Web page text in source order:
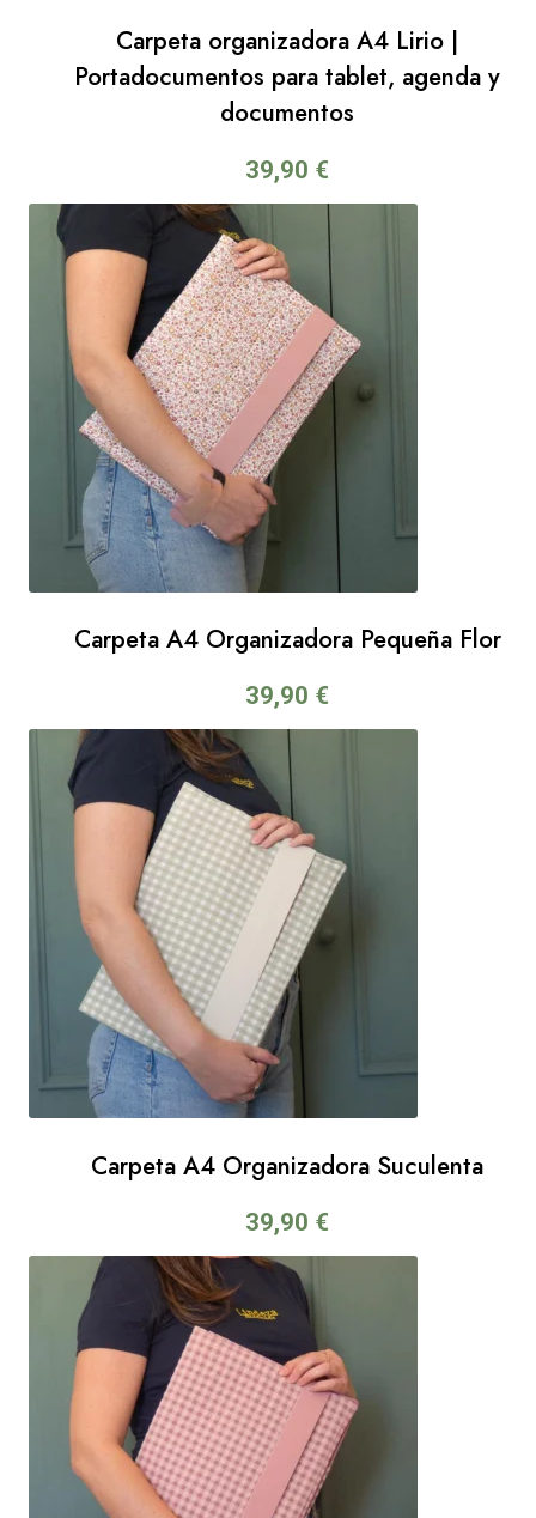
Carpeta organizadora A4 Lirio |
Portadocumentos para tablet, agenda y
documentos
39,90 €
Carpeta A4 Organizadora Pequeña Flor
39,90 €
Carpeta A4 Organizadora Suculenta
39,90 €